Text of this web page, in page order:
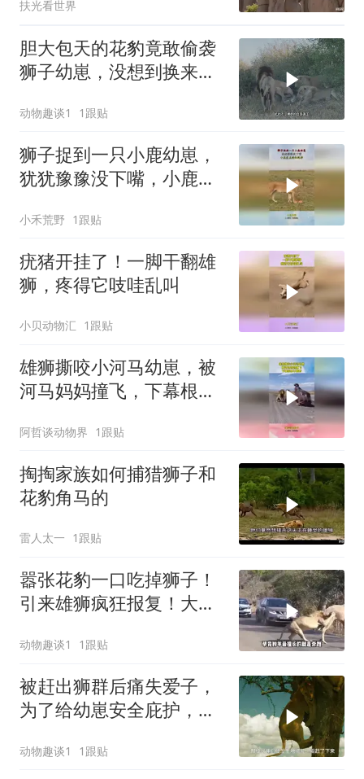
扶光看世界
胆大包天的花豹竟敢偷袭
狮子幼崽，没想到换来狮
动物趣谈1 1跟贴
狮子捉到一只小鹿幼崽，
犹犹豫豫没下嘴，小鹿差
小禾荒野 1跟贴
疣猪开挂了！一脚干翻雄
狮，疼得它吱哇乱叫
小贝动物汇 1跟贴
雄狮撕咬小河马幼崽，被
河马妈妈撞飞，下幕根本
阿哲谈动物界 1跟贴
掏掏家族如何捕猎狮子和
花豹角马的
雷人太一 1跟贴
嚣张花豹一口吃掉狮子！
引来雄狮疯狂报复！大口
动物趣谈1 1跟贴
被赶出狮群后痛失爱子，
为了给幼崽安全庇护，狮
赶，看母狮卡丽如何用狩
动物趣谈1 1跟贴